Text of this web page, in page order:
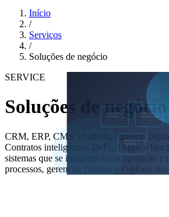
Início
/
Serviços
/
Soluções de negócio
SERVICE
Soluções de negócio
CRM, ERP, CMS, chatbots, carteiras
Contratos inteligentes, DeFi, dApps e
sistemas que se integram à sua operação
processos, gerenciar clientes e explorar